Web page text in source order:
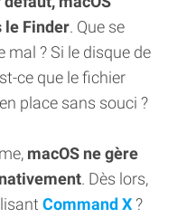
le Finder. Que se
mal ? Si le disque de
ce que le fichier
place sans souci ?
macOS ne gère
. Dès lors,
Command X?